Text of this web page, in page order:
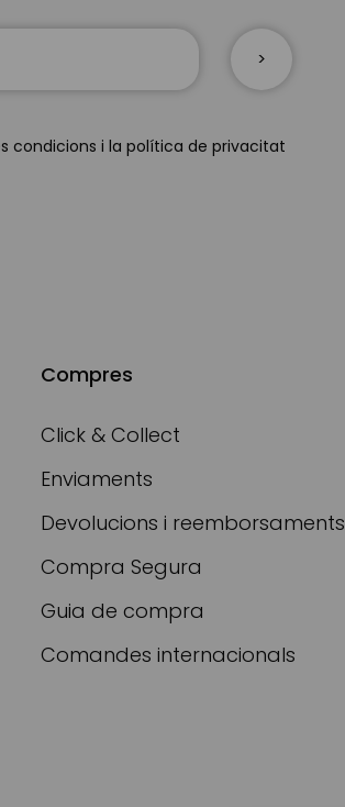
condicions i la política de privacitat
Compres
Click & Collect
Enviaments
Devolucions i reemborsaments
Compra Segura
Guia de compra
Comandes internacionals